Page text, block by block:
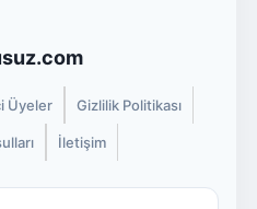
Üyeler Gizlilik Politikası
İletişim